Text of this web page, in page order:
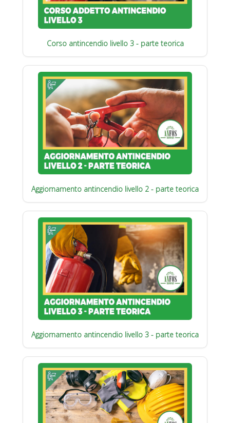
Corso antincendio livello 3 - parte teorica
Aggiornamento antincendio livello 2 - parte teorica
Aggiornamento antincendio livello 3 - parte teorica